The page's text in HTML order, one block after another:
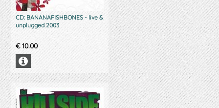
CD: BANANAFISHBONES - live &
unplugged 2003
€10.00